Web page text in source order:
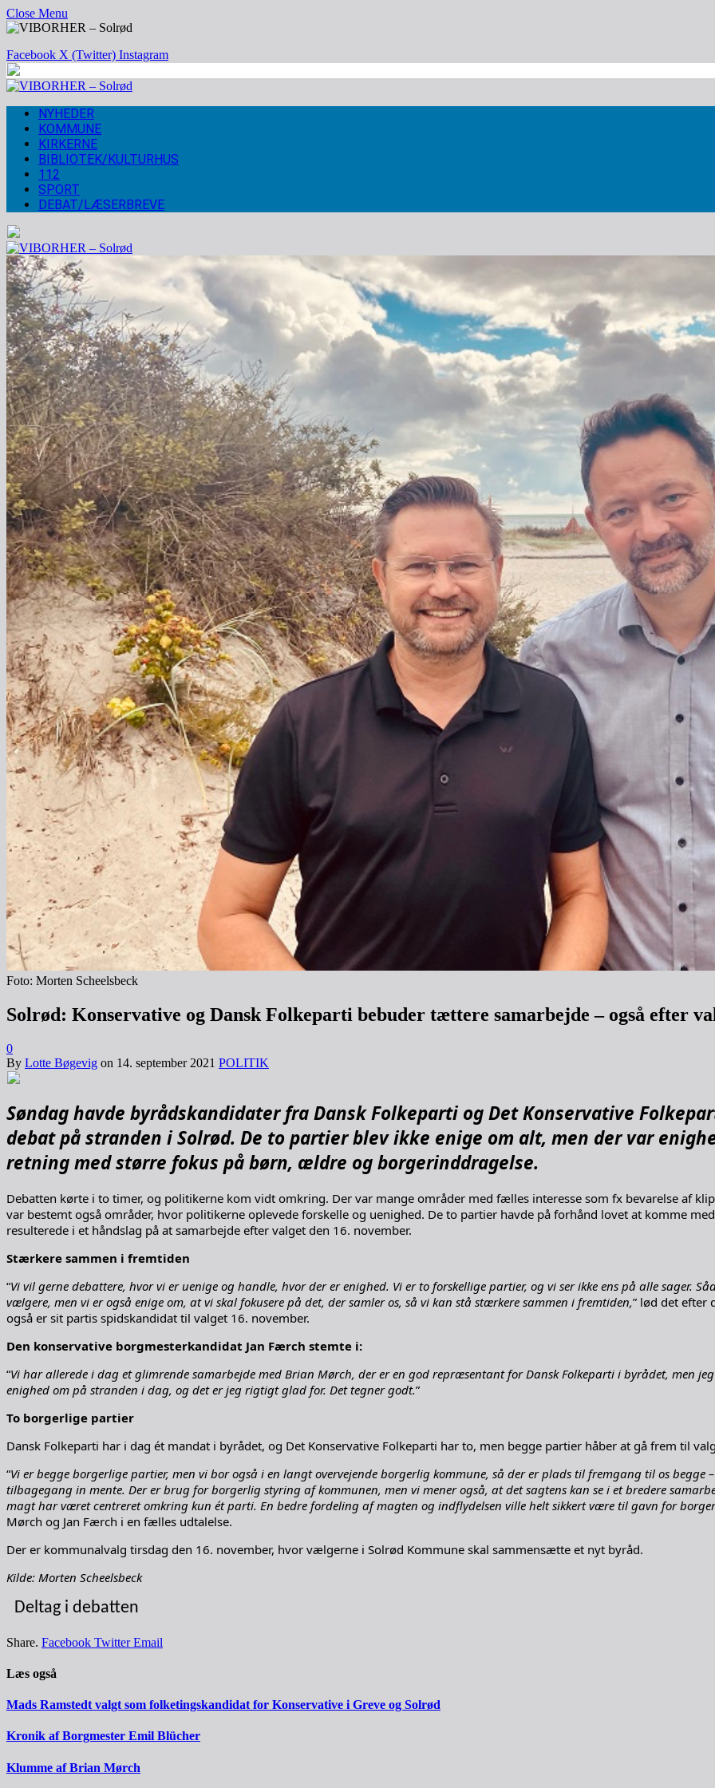
Close Menu
Facebook X (Twitter) Instagram
NYHEDER
KOMMUNE
KIRKERNE
BIBLIOTEK/KULTURHUS
112
SPORT
DEBAT/LÆSERBREVE
Foto: Morten Scheelsbeck
Solrød: Konservative og Dansk Folkeparti bebuder tættere samarbejde – også efter
0
By Lotte Bøgevig on 14. september 2021 POLITIK
Søndag havde byrådskandidater fra Dansk Folkeparti og Det Konservative
debat på stranden i Solrød. De to partier blev ikke enige om alt, men der var
retning med større fokus på børn, ældre og borgerinddragelse.
Debatten kørte i to timer, og politikerne kom vidt omkring. Der var mange områder med fælles interesse som fx bevarelse af
var bestemt også områder, hvor politikerne oplevede forskelle og uenighed. De to partier havde på forhånd lovet at komme
resulterede i et håndslag på at samarbejde efter valget den 16. november.
Stærkere sammen i fremtiden
“Vi vil gerne debattere, hvor vi er uenige og handle, hvor der er enighed. Vi er to forskellige partier, og vi ser ikke ens på alle sager.
vælgere, men vi er også enige om, at vi skal fokusere på det, der samler os, så vi kan stå stærkere sammen i fremtiden,” lød det efter
også er sit partis spidskandidat til valget 16. november.
Den konservative borgmesterkandidat Jan Færch stemte i:
“Vi har allerede i dag et glimrende samarbejde med Brian Mørch, der er en god repræsentant for Dansk Folkeparti i byrådet, men
enighed om på stranden i dag, og det er jeg rigtigt glad for. Det tegner godt.”
To borgerlige partier
Dansk Folkeparti har i dag ét mandat i byrådet, og Det Konservative Folkeparti har to, men begge partier håber at gå frem til
“Vi er begge borgerlige partier, men vi bor også i en langt overvejende borgerlig kommune, så der er plads til fremgang til os
tilbagegang in mente. Der er brug for borgerlig styring af kommunen, men vi mener også, at det sagtens kan se i et bredere
magt har været centreret omkring kun ét parti. En bedre fordeling af magten og indflydelsen ville helt sikkert være til gavn for
Mørch og Jan Færch i en fælles udtalelse.
Der er kommunalvalg tirsdag den 16. november, hvor vælgerne i Solrød Kommune skal sammensætte et nyt byråd.
Kilde: Morten Scheelsbeck
Deltag i debatten
Share. Facebook Twitter Email
Læs også
Mads Ramstedt valgt som folketingskandidat for Konservative i Greve og Solrød
Kronik af Borgmester Emil Blücher
Klumme af Brian Mørch